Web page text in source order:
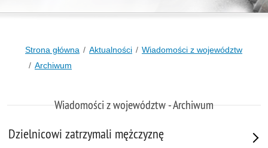
Strona główna Aktualności
Wiadomości z województw
Archiwum
Wiadomości z województw - Archiwum
Dzielnicowi zatrzymali mężczyznę